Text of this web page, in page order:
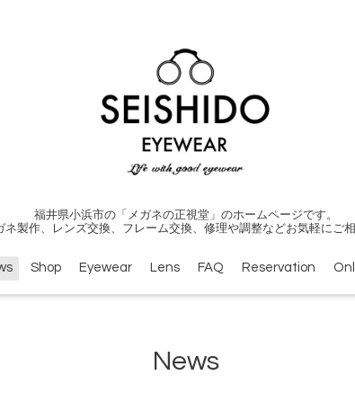
福井県小浜市の「メガネの正視堂」のホームページです。
ネ製作、レンズ交換、フレーム交換、修理や調整などお気軽にご相
Shop Eyewear Lens FAQ Reservation
News